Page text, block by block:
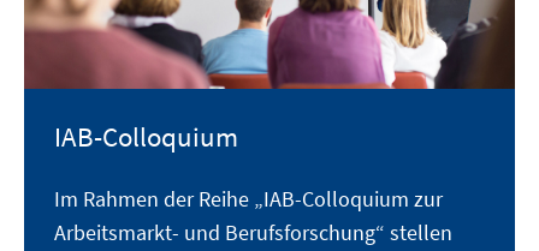
IAB-Colloquium
Im Rahmen der Reihe „IAB-Colloquium zur
Arbeitsmarkt- und Berufsforschung“ stellen